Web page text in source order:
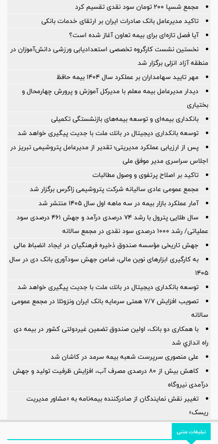
مجمع شسپا 200 تومان سود نقدی تقسیم کرد
تاکید مدیرعامل بانک صادرات ایران بر ارتقای خدمات بانکی
آیا فصل تازه‌ای برای بیمه تعاون آغاز شده است؟
نخستین نشست كارگروه تخصصی استعدادیابی ورزشی دانش‌آموزان در
منطقه آزاد انزلی برگزار شد
مهر تایید سهامداران بر عملكرد سال ۱۴۰۴ بیمه حافظ
دیدار مدیرعامل بیمه معلم با مدیرکل آموزش و پرورش چهارمحال و
بختیاری
بانکداری بیمه‌ای و توسعه بیمه‌های بازنشستگی تکمیلی
توسعه بانكداری دیجیتال در بانك ملت با جدیت پیگیری خواهد شد
پس از ارزیابی عملکرد مدیریتی؛ تقدیر از مدیرعامل پتروشیمی تبریز در
اجلاس سراسری مدیر موفق ملی
تاکید بر اصلاح پرتفوی و وصول مطالبات
مجمع عمومی عادی سالیانه شرکت پتروشیمی زاگرس برگزار شد
آمار عملكرد بازار بیمه در سه ماهه اول سال 1405 منتشر شد
سال طلایی پترول با رشد ۷۴ درصدی درآمد و جهش ۴۶۱ درصدی سود
عملیاتی/ رشد ۱۰۰۰ درصدی سود نقدی در مجمع سالانه
جهش تاریخی مؤسسه صندوق ذخیره فرهنگیان در ایجاد انضباط مالی
به کارگیری ابزارهای نوین مالی، ضامن جهش سودآوری بانک دی در سال
۱۴۰۵
توسعه بانكداری دیجیتال در بانك ملت با جدیت پیگیری خواهد شد ‌
تصویب افزایش ۷/۷ همتی سرمایه بانک ایران ونزوئلا در مجمع عمومی
سالانه
با همکاری دو بانک، اولین صندوق تضمین غیردولتی کشور در بیمه دی
راه اندازي شد
علی منصوری سرپرست شعبه بیمه سرمد در کاشان شد
کاهش بیش از ۸۰ درصدی مصرف آب، افزایش ظرفیت تولید و جهش
درآمدی نیروگاه
تغییر نقش نمایندگان از صادرکننده بیمه‌نامه به «مشاور مدیریت
ریسک»
تبلیغات متنی